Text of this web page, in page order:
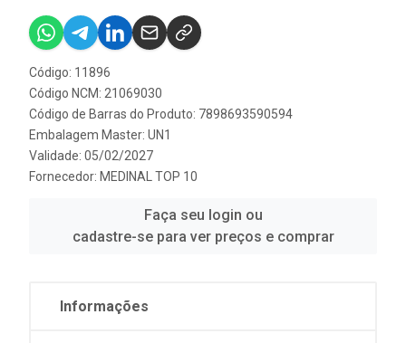
Código: 11896
Código NCM: 21069030
Código de Barras do Produto: 7898693590594
Embalagem Master: UN1
Validade: 05/02/2027
Fornecedor: MEDINAL TOP 10
Faça seu login ou
cadastre-se para ver preços e comprar
Informações